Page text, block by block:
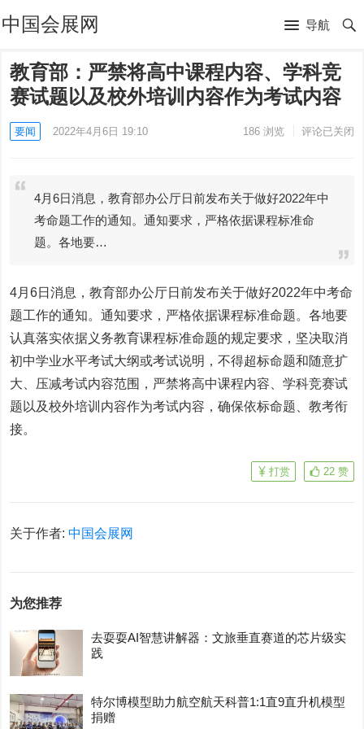
中国会展网 导航
教育部：严禁将高中课程内容、学科竞
赛试题以及校外培训内容作为考试内容
要闻 2022年4月6日 19:10 186浏览 评论已关闭
4月6日消息，教育部办公厅日前发布关于做好2022年中
考命题工作的通知。通知要求，严格依据课程标准命
题。各地要…
4月6日消息，教育部办公厅日前发布关于做好2022年中考命
题工作的通知。通知要求，严格依据课程标准命题。各地要
认真落实依据义务教育课程标准命题的规定要求，坚决取消
初中学业水平考试大纲或考试说明，不得超标命题和随意扩
大、压减考试内容范围，严禁将高中课程内容、学科竞赛试
题以及校外培训内容作为考试内容，确保依标命题、教考衔
接。
22 赞
打赏
关于作者:中国会展网
为您推荐
去耍耍AI智慧讲解器：文旅垂直赛道的芯片级实
践
特尔博模型助力航空航天科普1:1直9直升机模型
捐赠